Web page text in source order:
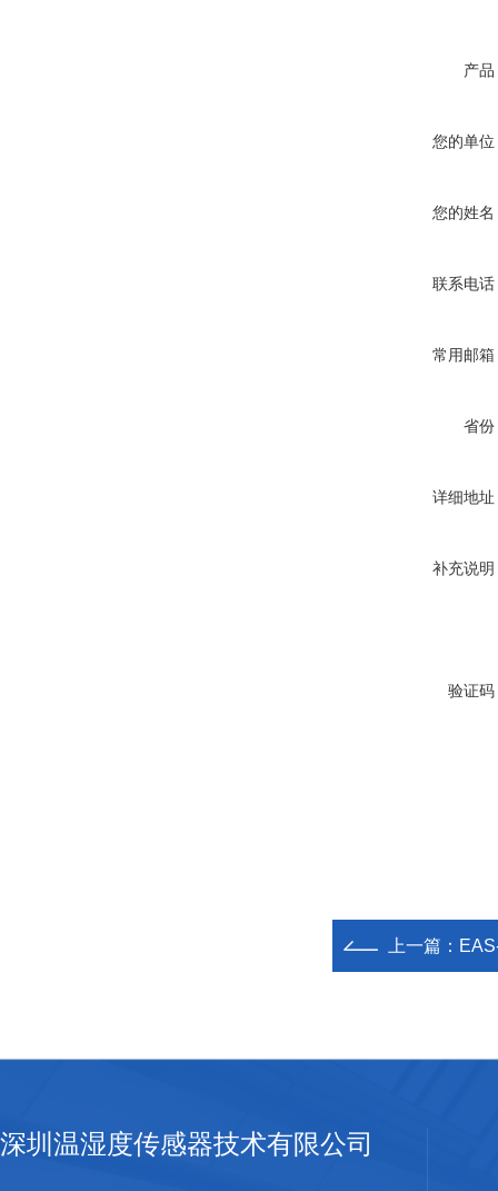
产品
您的单位
您的姓名
联系电话
常用邮箱
省份
详细地址
补充说明
验证码
上一篇：
深圳温湿度传感器技术有限公司